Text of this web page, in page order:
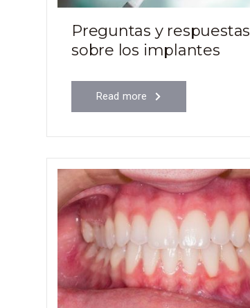
Preguntas y respuestas
sobre los implantes
Read more